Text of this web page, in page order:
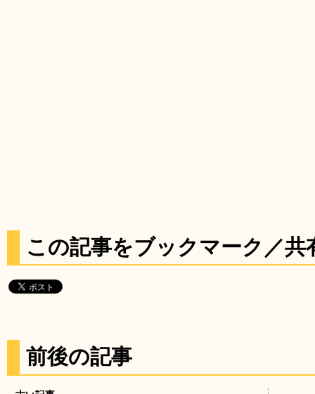
この記事をブックマーク／共
前後の記事